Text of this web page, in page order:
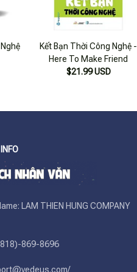
Kết Bạn Thời Công Nghệ -
Here To Make Friend
$21.99 USD
LAM THIEN HUNG COMPANY
869-8696